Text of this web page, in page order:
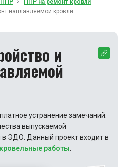
ППР
ППР на ремонт кровли
наплавляемой кровли
и
устранение замечаний.
выпускаемой
в ЭДО. Данный проект входит в
работы